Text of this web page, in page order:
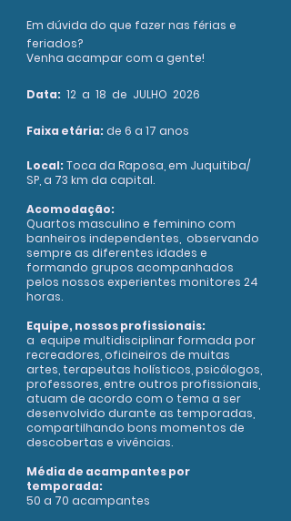
Em dúvida do que fazer nas férias e
feriados?
Venha acampar com a gente!
Data: 12 a 18 de JULHO 2026
Faixa etária: de 6 a 17 anos
Local: Toca da Raposa, em Juquitiba/
SP, a 73 km da capital.
Acomodação:
Quartos masculino e feminino com
banheiros independentes, observando
sempre as diferentes idades e
formando grupos acompanhados
pelos nossos experientes monitores 24
horas.
Equipe, nossos profissionais:
a equipe multidisciplinar formada por
recreadores, oficineiros de muitas
artes, terapeutas holísticos, psicólogos,
professores, entre outros profissionais,
atuam de acordo com o tema a ser
desenvolvido durante as temporadas,
compartilhando bons momentos de
descobertas e vivências.
Média de acampantes por
temporada:
50 a 70 acampantes